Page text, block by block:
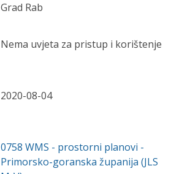
Grad Rab
Nema uvjeta za pristup i korištenje
2020-08-04
0758 WMS - prostorni planovi -
Primorsko-goranska županija (JLS